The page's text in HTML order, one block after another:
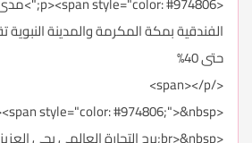
الفندقية بمكة المكرمة والمدينة
حتى 40%
</span></p>